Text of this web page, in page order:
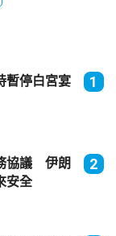
暫停白宮宴
1
協議 伊朗
安全
2